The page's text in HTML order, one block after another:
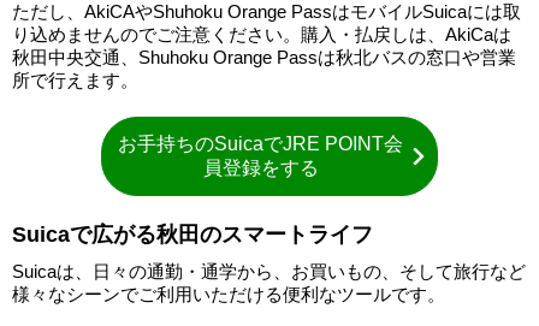
ただし、AkiCAやShuhoku Orange PassはモバイルSuicaには取
り込めませんのでご注意ください。購入・払戻しは、AkiCaは
秋田中央交通、Shuhoku Orange Passは秋北バスの窓口や営業
所で行えます。
お手持ちのSuicaでJRE POINT会
員登録をする
Suicaで広がる秋田のスマートライフ
Suicaは、日々の通勤・通学から、お買いもの、そして旅行など
様々なシーンでご利用いただける便利なツールです。